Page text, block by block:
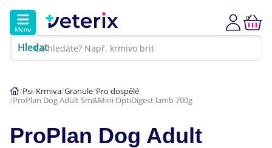
Menu
Hledat
0
Hlavní kategorie
Akce
Psi Krmiva Granule Pro dospělé
ProPlan Dog Adult Sm&Mini OptiDigest lamb 700g
ProPlan Dog Adult